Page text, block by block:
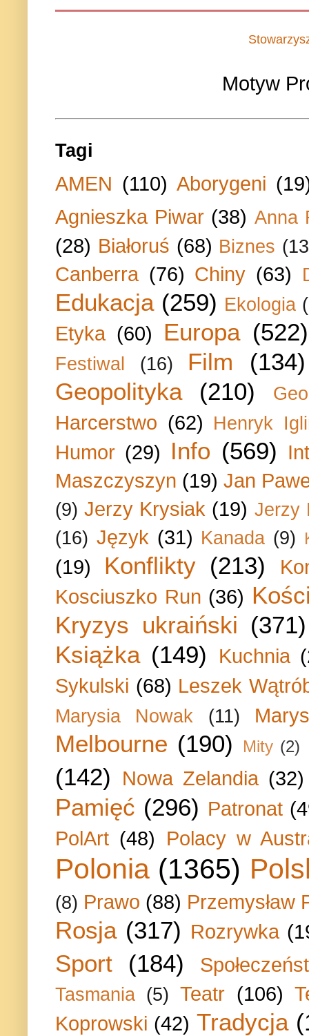
Motyw
Tagi
AMEN (110) Aborygeni
Agnieszka Piwar (38) Anna
(28) Białoruś (68) Biznes
Canberra (76) Chiny (63)
Edukacja (259) Ekologia
Etyka (60) Europa (522)
Festiwal (16) Film
(134)
Geopolityka
(210)
Harcerstwo (62) Henryk
Humor (29) Info (569)
Maszczyszyn (19) Jan
(9) Jerzy Krysiak (19) Jerzy
(16) Język (31) Kanada (9)
(19) Konflikty (213)
Kosciuszko Run (36)
Kryzys ukraiński (371)
Książka (149) Kuchnia
Sykulski (68) Leszek
Marysia Nowak (11)
Melbourne (190) Mity (2)
(142) Nowa Zelandia (32)
Pamięć (296) Patronat
PolArt (48) Polacy w
Polonia (1365)
(8) Prawo (88) Przemysław
Rosja (317) Rozrywka
Sport (184)
Tasmania (5) Teatr (106)
Koprowski (42) Tradycja